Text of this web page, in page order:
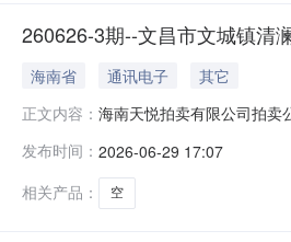
260626-3期--文昌市文城镇清
海南省 通讯电子
其它
正文内容： 海南天悦拍卖有限公司拍
知》。地址电话：海口市
发布时间： 2026-06-29 17:07
相关产品：
空